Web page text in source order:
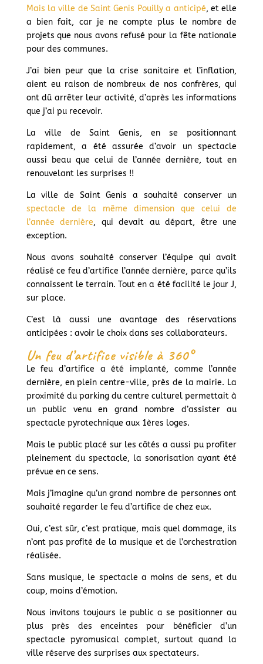
Mais la ville de Saint Genis Pouilly a anticipé, et elle
a bien fait, car je ne compte plus le nombre de
projets que nous avons refusé pour la fête nationale
pour des communes.
J’ai bien peur que la crise sanitaire et l’inflation,
aient eu raison de nombreux de nos confrères, qui
ont dû arrêter leur activité, d’après les informations
que j’ai pu recevoir.
La ville de Saint Genis, en se positionnant
rapidement, a été assurée d’avoir un spectacle
aussi beau que celui de l’année dernière, tout en
renouvelant les surprises !!
La ville de Saint Genis a souhaité conserver un
spectacle de la même dimension que celui de
l’année dernière, qui devait au départ, être une
exception.
Nous avons souhaité conserver l’équipe qui avait
réalisé ce feu d’artifice l’année dernière, parce qu’ils
connaissent le terrain. Tout en a été facilité le jour J,
sur place.
C’est là aussi une avantage des réservations
anticipées : avoir le choix dans ses collaborateurs.
Un feu d’artifice visible à 360°
Le feu d’artifice a été implanté, comme l’année
dernière, en plein centre-ville, près de la mairie. La
proximité du parking du centre culturel permettait à
un public venu en grand nombre d’assister au
spectacle pyrotechnique aux 1ères loges.
Mais le public placé sur les côtés a aussi pu profiter
pleinement du spectacle, la sonorisation ayant été
prévue en ce sens.
Mais j’imagine qu’un grand nombre de personnes ont
souhaité regarder le feu d’artifice de chez eux.
Oui, c’est sûr, c’est pratique, mais quel dommage, ils
n’ont pas profité de la musique et de l’orchestration
réalisée.
Sans musique, le spectacle a moins de sens, et du
coup, moins d’émotion.
Nous invitons toujours le public a se positionner au
plus près des enceintes pour bénéficier d’un
spectacle pyromusical complet, surtout quand la
ville réserve des surprises aux spectateurs.